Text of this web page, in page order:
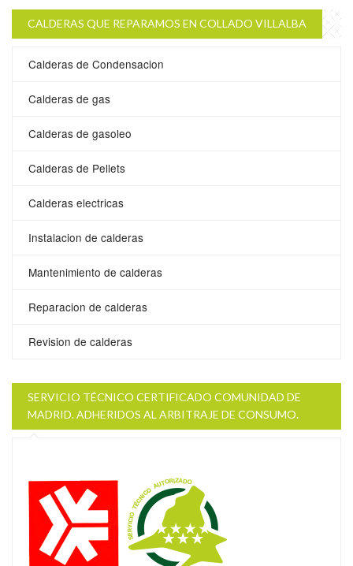
CALDERAS QUE REPARAMOS EN COLLADO VILLALBA
Calderas de Condensacion
Calderas de gas
Calderas de gasoleo
Calderas de Pellets
Calderas electricas
Instalacion de calderas
Mantenimiento de calderas
Reparacion de calderas
Revision de calderas
SERVICIO TÉCNICO CERTIFICADO COMUNIDAD DE
MADRID. ADHERIDOS AL ARBITRAJE DE CONSUMO.